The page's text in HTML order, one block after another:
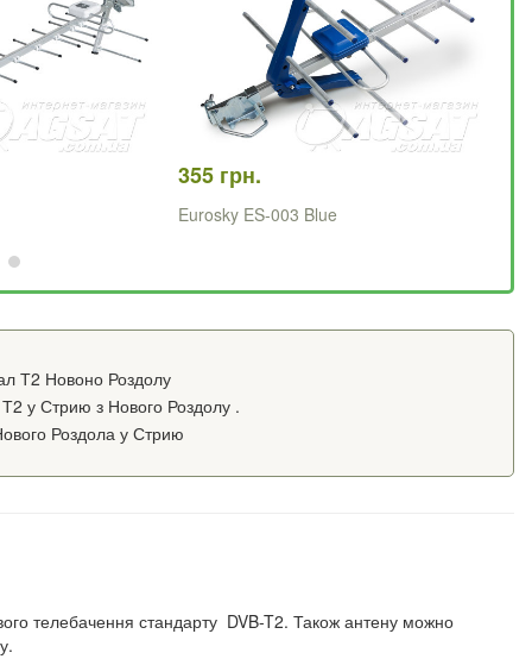
355 грн.
Eurosky ES-003 Blue
Т2 Новоно Роздолу
у Стрию з Нового Роздолу .
Роздола у Стрию
телебачення стандарту DVB-T2. Також антену можно